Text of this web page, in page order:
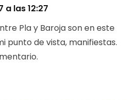
a las 12:27
Pla y Baroja son en este
punto de vista, manifiestas.